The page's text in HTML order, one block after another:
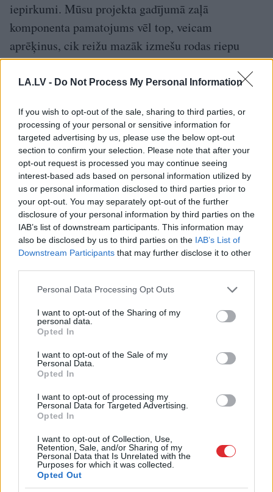
LA.LV - Do Not Process My Personal Information
If you wish to opt-out of the sale, sharing to third parties, or
processing of your personal or sensitive information for
targeted advertising by us, please use the below opt-out
section to confirm your selection. Please note that after your
opt-out request is processed you may continue seeing
interest-based ads based on personal information utilized by
us or personal information disclosed to third parties prior to
your opt-out. You may separately opt-out of the further
disclosure of your personal information by third parties on the
IAB’s list of downstream participants. This information may
also be disclosed by us to third parties on the IAB’s List of
Downstream Participants that may further disclose it to other
Please note that this website/app uses one or more Google
not limited to your visit or usage behaviour. You may click to
grant or deny consent to Google and its third-party tags to
use your data for below specified purposes in below Google
consent section.
Personal Data Processing Opt Outs
I want to opt-out of the Sharing of my
personal data.
Opted In
I want to opt-out of the Sale of my
Personal Data.
Opted In
I want to opt-out of processing my
Personal Data for Targeted Advertising.
Opted In
I want to opt-out of Collection, Use,
Retention, Sale, and/or Sharing of my
Personal Data that Is Unrelated with the
Purposes for which it was collected.
Opted Out
iepirkumi. Mūsu projekta gadījumā zaļā
komponenta pamatojums vēl top, veicam
aprēķinus, cik reižu mazāk izmešu rodas riepu
pārstrādes un, piemēram, bitumena modifikācijas
procesā, pievienojot no naftas produktiem ražotus
recepte ātrā laikā palīdzētu videi, atbrīvojot lielus
veco riepu uzglabāšanas laukumus, kā arī radītu
jaunas ražotnes un darba vietas.
Šo ceļu jau ir izvēlējusies Lietuva. Tur uzstāda
lielu ražotni, kur mēs piedalāmies ar savu
receptūru modificētā asfaltbetona ražošanai.
Līgums ar ­lietuviešiem stājās spēkā šā gada
septembrī. Savukārt Igaunijā, cik zinu, riepas
joprojām vienkārši dedzina elektrības un siltuma
iegūšanai. Tas tomēr nav labi – daudz izmešu un
kaitīgu izgarojumu, neskatoties uz visiem
skursteņu filtriem.
Ko īsti nozīmē – laba ceļa pamatne?
gadus. Padomju laikā transporta intensitāte un ceļu
pārslodze bija daudz mazāka. Ja ieklāj uz tādas
degradētas pamatnes, tad neko labu sagaidīt nevar.
Pamatnes dziļuma kvalitāte nosaka augšējā slāņa
uzvedību. Ja ceļam ir veikta pilna dziļuma